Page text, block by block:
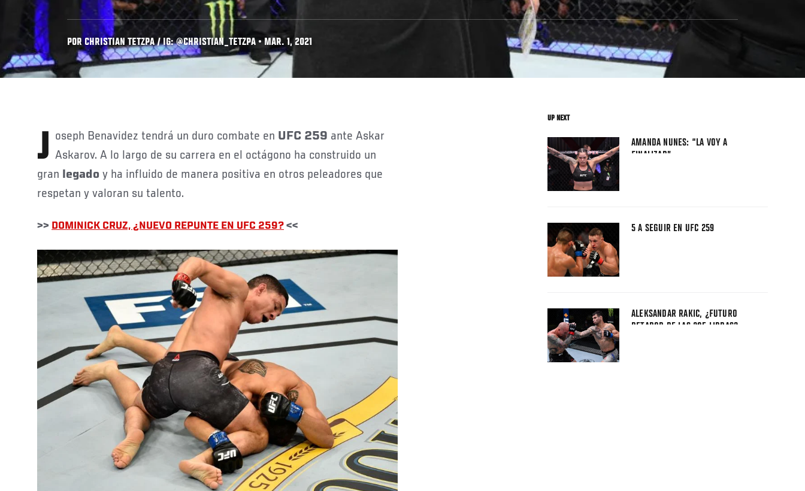
POR CHRISTIAN TETZPA / IG: @CHRISTIAN_TETZPA • MAR. 1, 2021
Joseph Benavidez tendrá un duro combate en UFC 259 ante Askar
Askarov. A lo largo de su carrera en el octágono ha construido un
gran legado y ha influido de manera positiva en otros peleadores que
respetan y valoran su talento.
>> DOMINICK CRUZ, ¿NUEVO REPUNTE EN UFC 259? <<
UP NEXT
AMANDA NUNES: “LA VOY A
FINALIZAR”
5 A SEGUIR EN UFC 259
ALEKSANDAR RAKIC, ¿FUTURO
RETADOR DE LAS 205 LIBRAS?